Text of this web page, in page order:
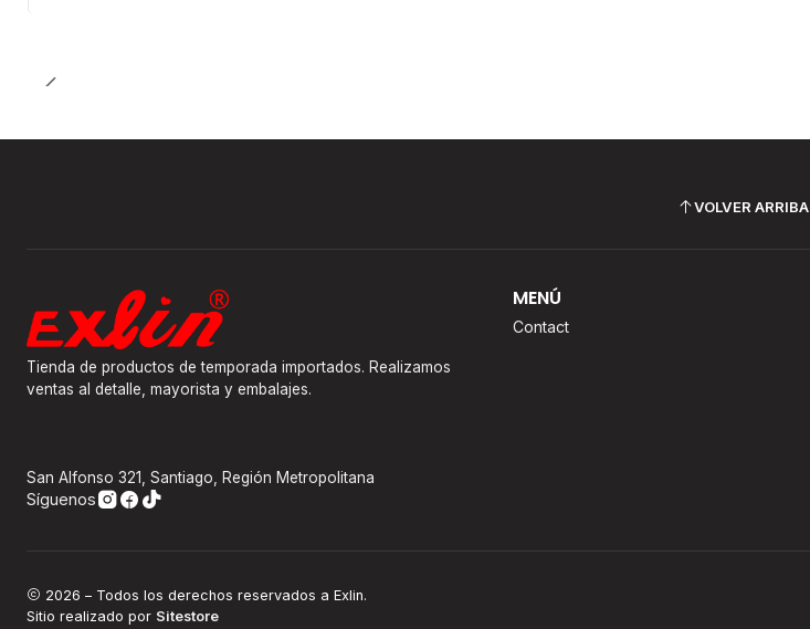
VOLVER ARRIBA
Tienda de productos de temporada importados. Realizamos
ventas al detalle, mayorista y embalajes.
San Alfonso 321, Santiago, Región Metropolitana
Síguenos
MENÚ
Contact
2026 – Todos los derechos reservados a Exlin.
Sitio realizado por Sitestore